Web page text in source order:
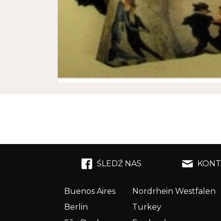
ŚLEDŹ NAS
Buenos Aires
Nordrhein Westfalen
Berlin
Turkey